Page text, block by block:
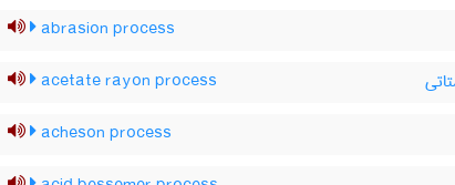
abrasion process
acetate rayon process
acheson process